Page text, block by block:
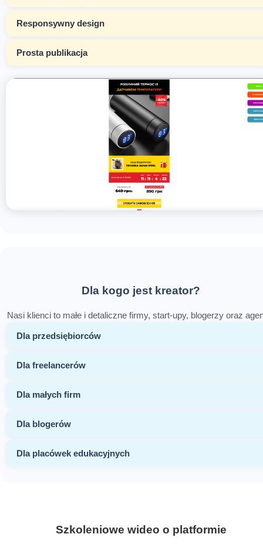
Responsywny design
Prosta publikacja
Dla kogo jest kreator?
Nasi klienci to małe i detaliczne firmy, start-upy, blogerzy oraz
Dla przedsiębiorców
Dla freelancerów
Dla małych firm
Dla blogerów
Dla placówek edukacyjnych
Szkoleniowe wideo o platformie